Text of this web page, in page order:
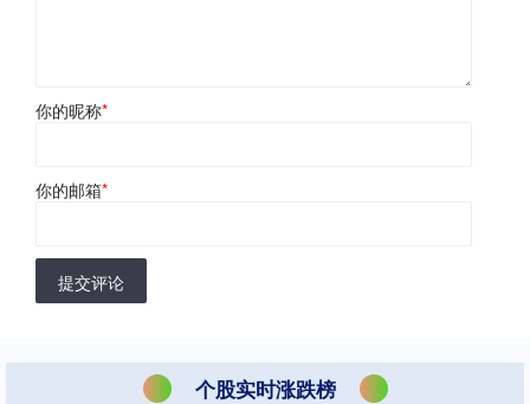
你的昵称*
你的邮箱*
提交评论
个股实时涨跌榜